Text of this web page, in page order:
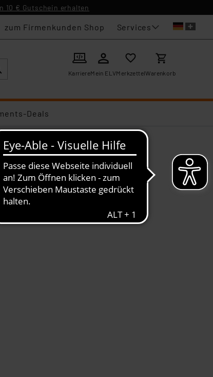
10 € Gutschein erhalten
zum Firmenkunden Shop Services
KarriereMein ELVMerkzettelWarenkorb
Deals